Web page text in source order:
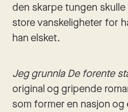
den skarpe tungen
store vanskeligheter for
han elsket.
Jeg grunnla De forente
original og gripende
som former en nasjon og